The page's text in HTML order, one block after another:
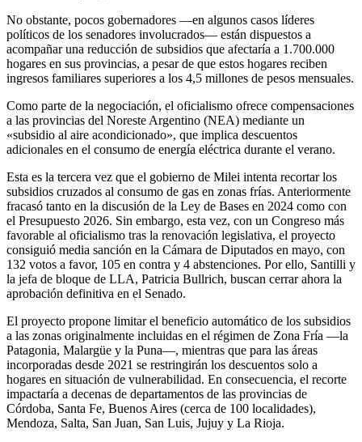
No obstante, pocos gobernadores —en algunos casos líderes
políticos de los senadores involucrados— están dispuestos a
acompañar una reducción de subsidios que afectaría a 1.700.000
hogares en sus provincias, a pesar de que estos hogares reciben
ingresos familiares superiores a los 4,5 millones de pesos mensuales.
Como parte de la negociación, el oficialismo ofrece compensaciones
a las provincias del Noreste Argentino (NEA) mediante un
«subsidio al aire acondicionado», que implica descuentos
adicionales en el consumo de energía eléctrica durante el verano.
Esta es la tercera vez que el gobierno de Milei intenta recortar los
subsidios cruzados al consumo de gas en zonas frías. Anteriormente
fracasó tanto en la discusión de la Ley de Bases en 2024 como con
el Presupuesto 2026. Sin embargo, esta vez, con un Congreso más
favorable al oficialismo tras la renovación legislativa, el proyecto
consiguió media sanción en la Cámara de Diputados en mayo, con
132 votos a favor, 105 en contra y 4 abstenciones. Por ello, Santilli y
la jefa de bloque de LLA, Patricia Bullrich, buscan cerrar ahora la
aprobación definitiva en el Senado.
El proyecto propone limitar el beneficio automático de los subsidios
a las zonas originalmente incluidas en el régimen de Zona Fría —la
Patagonia, Malargüe y la Puna—, mientras que para las áreas
incorporadas desde 2021 se restringirán los descuentos solo a
hogares en situación de vulnerabilidad. En consecuencia, el recorte
impactaría a decenas de departamentos de las provincias de
Córdoba, Santa Fe, Buenos Aires (cerca de 100 localidades),
Mendoza, Salta, San Juan, San Luis, Jujuy y La Rioja.